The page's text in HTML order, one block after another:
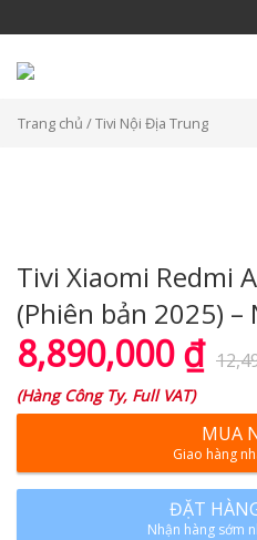
Trang chủ / Tivi Nội Địa Trung
Tivi Xiaomi Redmi
(Phiên bản 2025)
8,890,000₫
(Hàng Công Ty, Full VAT)
MUA
Giao hàng
ĐẶT
Nhận hàng sớm